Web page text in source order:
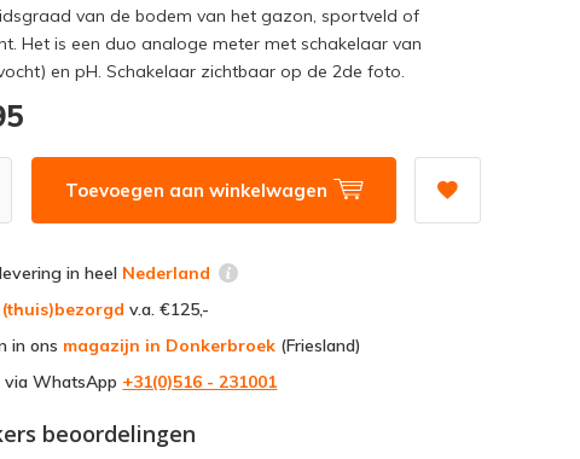
van de bodem van het gazon, sportveld of
Het is een duo analoge meter met schakelaar van
en pH. Schakelaar zichtbaar op de 2de foto.
Toevoegen aan winkelwagen
in heel Nederland
v.a. €125,-
in ons magazijn in Donkerbroek (Friesland)
via WhatsApp +31(0)516 - 231001
beoordelingen